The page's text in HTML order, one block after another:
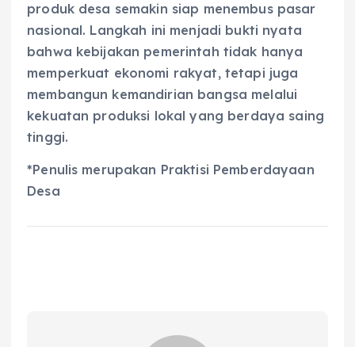
produk desa semakin siap menembus pasar
nasional. Langkah ini menjadi bukti nyata
bahwa kebijakan pemerintah tidak hanya
memperkuat ekonomi rakyat, tetapi juga
membangun kemandirian bangsa melalui
kekuatan produksi lokal yang berdaya saing
tinggi.
*Penulis merupakan Praktisi Pemberdayaan
Desa